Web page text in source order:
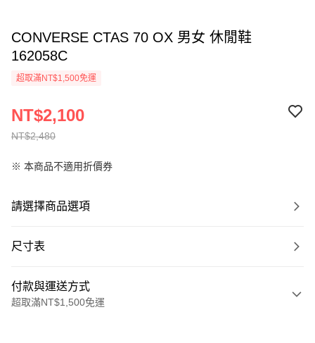
CONVERSE CTAS 70 OX 男女 休閒鞋
162058C
超取滿NT$1,500免運
NT$2,480
NT$2,100
※ 本商品不適用折價券
請選擇商品選項
尺寸表
付款與運送方式
超取滿NT$1,500免運